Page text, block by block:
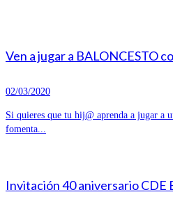
Ven a jugar a BALONCESTO
02/03/2020
Si quieres que tu hij@ aprenda a jugar a
fomenta...
Invitación 40 aniversario CDE